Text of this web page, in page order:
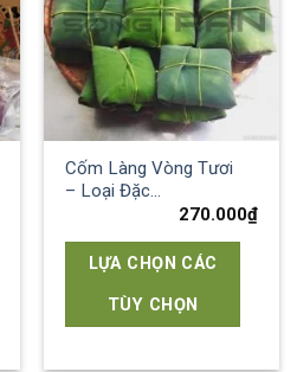
Cốm Làng Vòng Tươi
– Loại Đặc…
270.000₫
LỰA CHỌN CÁC
TÙY CHỌN